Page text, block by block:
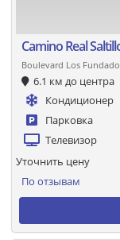
Camino Real
Boulevard Los
6.1 км до центра
Кондиционер
Парковка
Телевизор
По отзывам
Уточнить цену